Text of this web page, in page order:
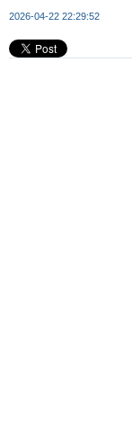
2026-04-22 22:29:52